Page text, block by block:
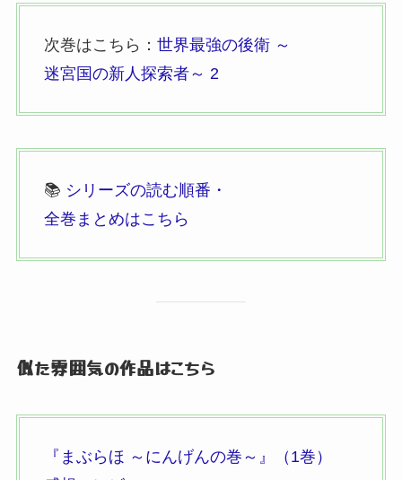
次巻はこちら： 世界最強の後衛 ～
迷宮国の新人探索者～ 2
📚 シリーズの読む順番・
全巻まとめはこちら
似た雰囲気の作品はこちら
『まぶらほ ～にんげんの巻～』
（1巻）